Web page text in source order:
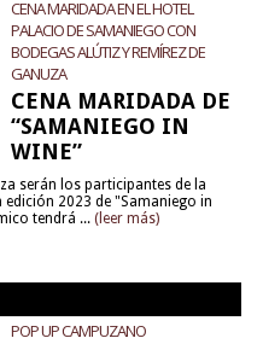
CENA MARIDADA EN EL HOTEL
PALACIO DE SAMANIEGO CON
BODEGAS ALÚTIZ Y REMÍREZ DE
GANUZA
CENA MARIDADA DE
“SAMANIEGO IN
WINE”
serán los participantes de la
edición 2023 de "Samaniego in
tendrá ... (leer más)
POP UP CAMPUZANO